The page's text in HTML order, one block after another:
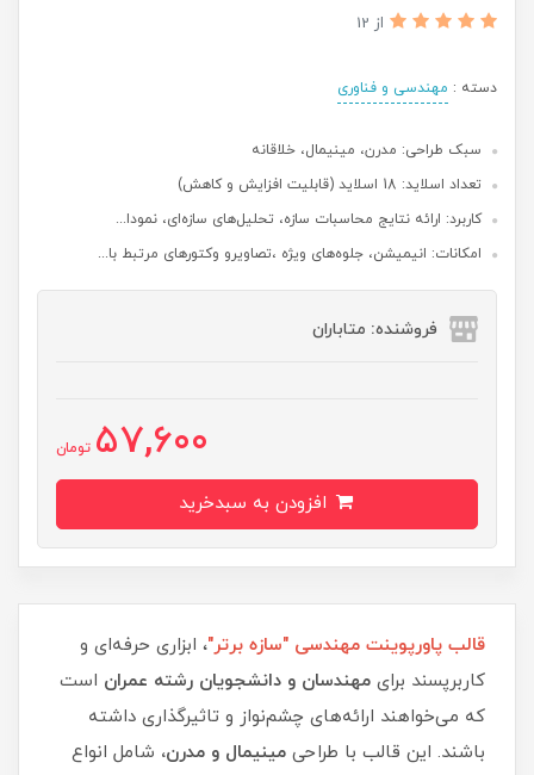
از 12
دسته : مهندسی و فناوری
سبک طراحی: مدرن، مینیمال، خلاقانه
تعداد اسلاید: 18 اسلاید (قابلیت افزایش و کاهش)
کاربرد: ارائه نتایج محاسبات سازه، تحلیل‌های سازه‌ای، نمودا...
امکانات: انیمیشن، جلوه‌های ویژه ،تصاویرو وکتورهای مرتبط با...
فروشنده: متاباران
57,600 تومان
قالب پاورپوینت مهندسی "سازه برتر"، ابزاری حرفه‌ای و
کاربرپسند برای مهندسان و دانشجویان رشته عمران است
که می‌خواهند ارائه‌های چشم‌نواز و تاثیرگذاری داشته
باشند. این قالب با طراحی مینیمال و مدرن، شامل انواع